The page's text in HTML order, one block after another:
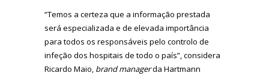
“Temos a certeza que a informação prestada
será especializada e de elevada importância
para todos os responsáveis pelo controlo de
infeção dos hospitais de todo o país”, considera
Ricardo Maio, brand managerda Hartmann